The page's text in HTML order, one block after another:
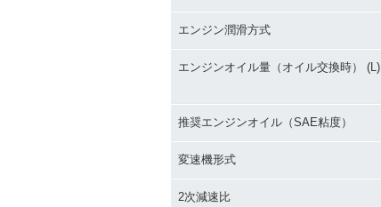
エンジン潤滑方式
エンジンオイル量（オイル交換時） (L)
推奨エンジンオイル（SAE粘度）
変速機形式
2次減速比